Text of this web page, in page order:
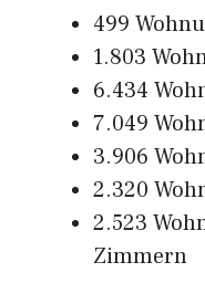
499
1.803
6.434
7.049
3.906
2.320
2.523
Zimmern